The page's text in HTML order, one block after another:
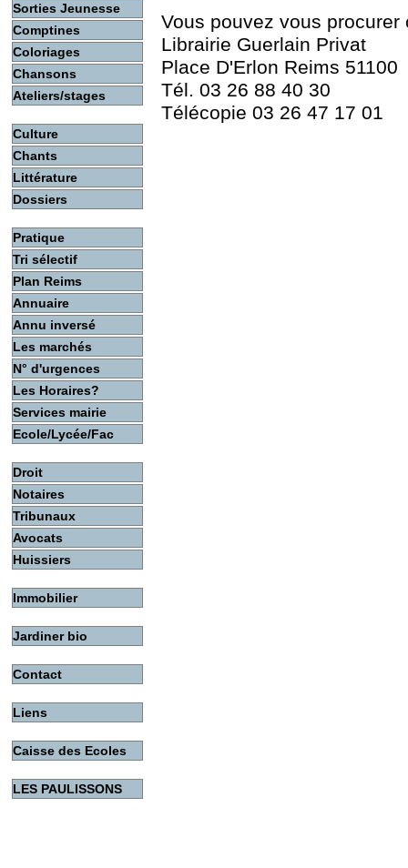
Sorties Jeunesse
Comptines
Coloriages
Chansons
Ateliers/stages
Culture
Chants
Littérature
Dossiers
Pratique
Tri sélectif
Plan Reims
Annuaire
Annu inversé
Les marchés
N° d'urgences
Les Horaires?
Services mairie
Ecole/Lycée/Fac
Droit
Notaires
Tribunaux
Avocats
Huissiers
Immobilier
Jardiner bio
Contact
Liens
Caisse des Ecoles
LES PAULISSONS
Vous pouvez vous procurer
Librairie Guerlain Privat
Place D'Erlon Reims 51100
Tél. 03 26 88 40 30
Télécopie 03 26 47 17 01